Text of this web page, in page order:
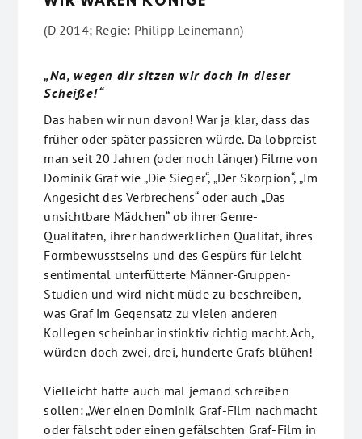
(D 2014; Regie: Philipp Leinemann)
„Na, wegen dir sitzen wir doch in dieser
Scheiße!“
Das haben wir nun davon! War ja klar, dass das
früher oder später passieren würde. Da lobpreist
man seit 20 Jahren (oder noch länger) Filme von
Dominik Graf wie „Die Sieger“, „Der Skorpion“, „Im
Angesicht des Verbrechens“ oder auch „Das
unsichtbare Mädchen“ ob ihrer Genre-
Qualitäten, ihrer handwerklichen Qualität, ihres
Formbewusstseins und des Gespürs für leicht
sentimental unterfütterte Männer-Gruppen-
Studien und wird nicht müde zu beschreiben,
was Graf im Gegensatz zu vielen anderen
Kollegen scheinbar instinktiv richtig macht. Ach,
würden doch zwei, drei, hunderte Grafs blühen!
Vielleicht hätte auch mal jemand schreiben
sollen: „Wer einen Dominik Graf-Film nachmacht
oder fälscht oder einen gefälschten Graf-Film in